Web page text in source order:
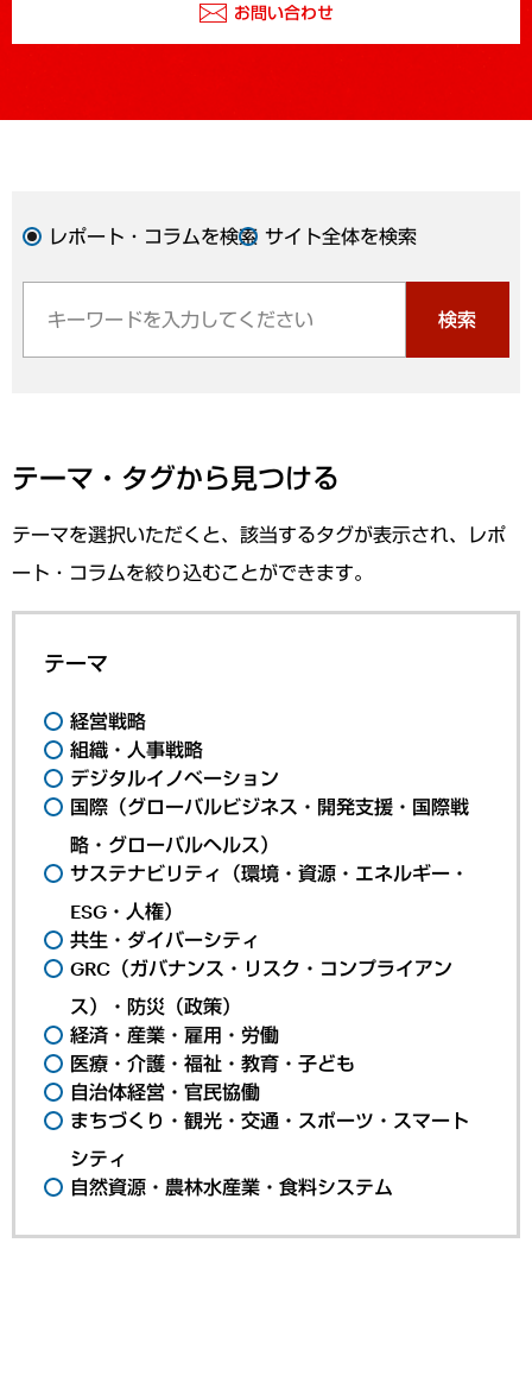
お問い合わせ
レポート・コラムを検索 サイト全体を検索
検索
テーマ・タグから見つける
テーマを選択いただくと、該当するタグが表示され、レポ
ート・コラムを絞り込むことができます。
テーマ
経営戦略
組織・人事戦略
デジタルイノベーション
国際（グローバルビジネス・開発支援・国際戦
略・グローバルヘルス）
サステナビリティ（環境・資源・エネルギー・
ESG・人権）
共生・ダイバーシティ
GRC（ガバナンス・リスク・コンプライアン
ス）・防災（政策）
経済・産業・雇用・労働
医療・介護・福祉・教育・子ども
自治体経営・官民協働
まちづくり・観光・交通・スポーツ・スマート
シティ
自然資源・農林水産業・食料システム